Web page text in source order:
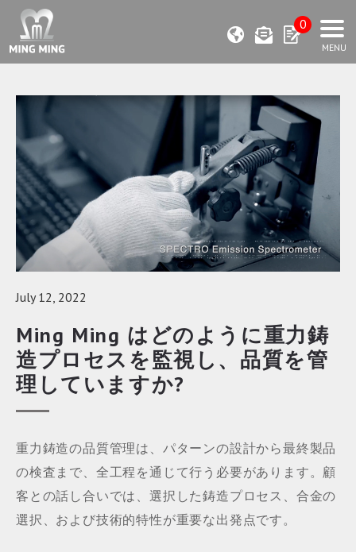
0
July 12, 2022
Ming Ming はどのように重力鋳
造プロセスを監視し、品質を管
理していますか?
重力鋳造の品質管理は、パターンの設計から最終製品
の検査まで、全工程を通じて行う必要があります。顧
客との話し合いでは、選択した鋳造プロセス、合金の
選択、および技術的特性が重要な出発点です。